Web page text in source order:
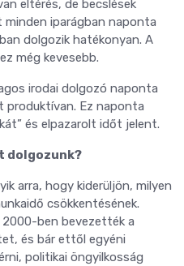
eltérés, de becslések
iparágban naponta
dolgozik hatékonyan. A
még kevesebb.
irodai dolgozó naponta
Ez naponta
és elpazarolt időt jelent.
dolgozunk?
arra, hogy kiderüljön, milyen
csökkentésének.
2000-ben bevezették a
és bár ettől egyéni
politikai öngyilkosság